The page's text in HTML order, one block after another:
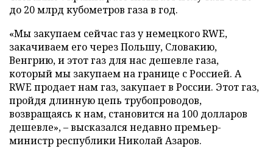
до 20 млрд кубометров газа в год.
«Мы закупаем сейчас газ у немецкого RWE,
закачиваем его через Польшу, Словакию,
Венгрию, и этот газ для нас дешевле газа,
который мы закупаем на границе с Россией. А
RWE продает нам газ, закупает в России. Этот газ,
пройдя длинную цепь трубопроводов,
возвращаясь к нам, становится на 100 долларов
дешевле», – высказался недавно премьер-
министр республики Николай Азаров.